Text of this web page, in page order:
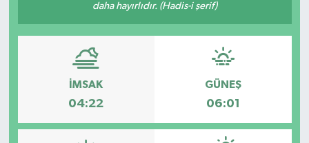
daha hayırlıdır. (Hadis-i şerif)
İMSAK
04:22
GÜNEŞ
06:01